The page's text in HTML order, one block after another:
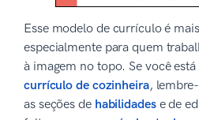
Esse modelo de currículo é
especialmente para quem
à imagem no topo. Se você
currículo de cozinheira,
as seções de habilidadese de